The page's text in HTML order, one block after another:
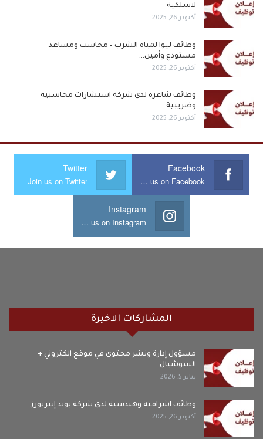
لاسلكية
أكتوبر 26, 2025
وظائف ليوا لمياه الشرب – محاسب ومساعد
مستودع وأمين…
أكتوبر 26, 2025
وظائف شاغرة لدى شركة استشارات محاسبية
وضريبية
أكتوبر 26, 2025
Facebook
Join us on Facebook
Twitter
Join us on Twitter
Instagram
Join us on Instagram
المشاركات الاخيرة
مسؤول إدارة ونشر محتوى في موقع الكتروني +
السوشيال…
يناير 5, 2026
وظائف اشرافية وهندسية لدى شركة بوند إنتريورز…
أكتوبر 26, 2025